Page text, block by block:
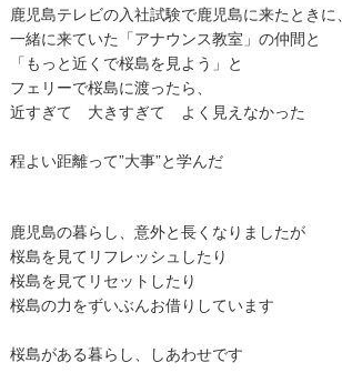
鹿児島テレビの入社試験で鹿児島に来たときに、
一緒に来ていた「アナウンス教室」の仲間と
「もっと近くで桜島を見よう」と
フェリーで桜島に渡ったら、
近すぎて 大きすぎて よく見えなかった
程よい距離って”大事”と学んだ
鹿児島の暮らし、意外と長くなりましたが
桜島を見てリフレッシュしたり
桜島を見てリセットしたり
桜島の力をずいぶんお借りしています
桜島がある暮らし、しあわせです